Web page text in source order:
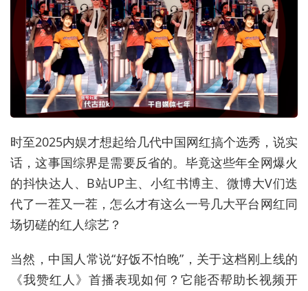
时至2025内娱才想起给几代中国网红搞个选秀，说实
话，这事国综界是需要反省的。毕竟这些年全网爆火
的抖快达人、B站UP主、小红书博主、微博大V们迭
代了一茬又一茬，怎么才有这么一号几大平台网红同
场切磋的红人综艺？
当然，中国人常说“好饭不怕晚”，关于这档刚上线的
《我赞红人》首播表现如何？它能否帮助长视频开